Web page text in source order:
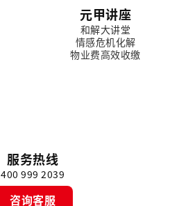
元甲讲座
和解大讲堂
情感危机化解
物业费高效收缴
服务热线
400 999 2039
咨询客服